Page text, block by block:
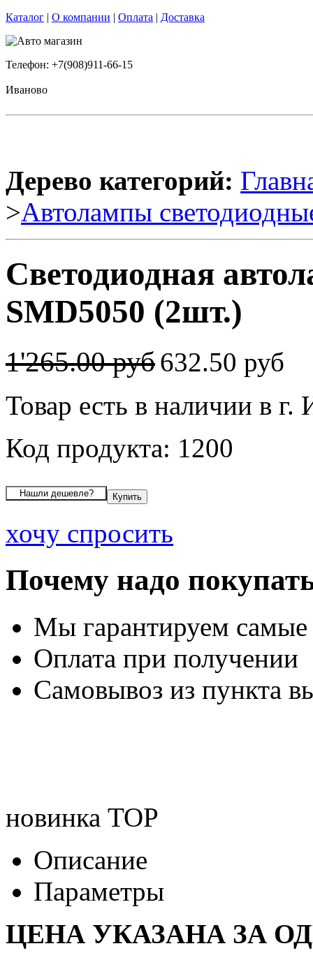
Каталог | О компании | Оплата | Доставка
Телефон: +7(908)911-66-15
Иваново
Дерево категорий:
>Автолампы
Светодиодная
SMD5050 (2шт.)
1'265.00 руб632.50 руб
Товар есть в наличии в г.
Код продукта: 1200
хочу спросить
Почему надо
Мы гарантируем
Оплата при получении
Самовывоз из пункта
новинка TOP
Описание
Параметры
ЦЕНА УКАЗАНА ЗА